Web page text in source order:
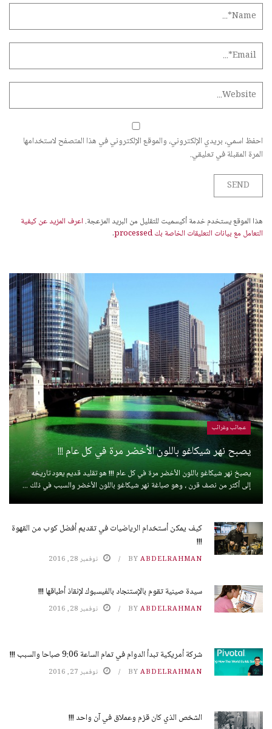
احفظ اسمي، بريدي الإلكتروني، والموقع الإلكتروني في هذا المتصفح لاستخدامها
المرة المقبلة في تعليقي.
هذا الموقع يستخدم خدمة أكيسميت للتقليل من البريد المزعجة.اعرف المزيد عن كيفية
التعامل مع بيانات التعليقات الخاصة بك processed
.
عجائب وغرائب
يصبح نهر شيكاغو باللون الأخضر مرة في كل عام !!!
يصبخ نهر شيكاغو باللون الأخضر مرة في كل عام !!! هو تقليد قديم يعود تاريخه
إلى أكثر من نصف قرن ، وهو صباغة نهر شيكاغو باللون الأخضر والسبب في ذلك ...
كيف يمكن أستخدام الرياضيات في تقديم أفضل كوب من القهوة
!!!
BY ABDELRAHMAN نوفمبر 28, 2016
سيدة صينية تقوم بالإستنجاد بالفيسبوك لإنقاذ أطباقها !!!
BY ABDELRAHMAN نوفمبر 28, 2016
شركة أمريكية تبدأ الدوام في تمام الساعة 9:06 صباحا والسبب !!!
BY ABDELRAHMAN نوفمبر 27, 2016
الشخص الذي كان قزم وعملاق في آن واحد !!!